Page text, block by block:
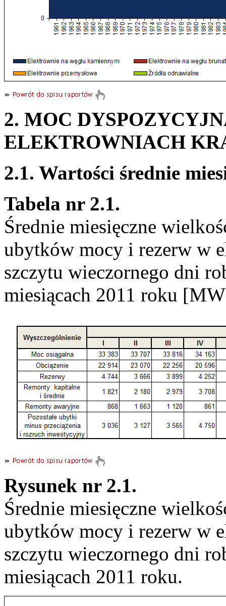
2. MOC
ELEKTROWNIACH
2.1. Wartości średnie
Tabela nr 2.1.
Średnie miesięczne
ubytków mocy i rezerw w
szczytu wieczornego dni
miesiącach 2011 roku
Rysunek nr 2.1.
Średnie miesięczne
ubytków mocy i rezerw w
szczytu wieczornego dni
miesiącach 2011 roku.